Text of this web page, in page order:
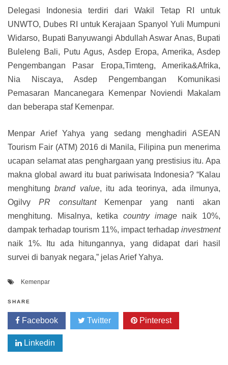
Delegasi Indonesia terdiri dari Wakil Tetap RI untuk
UNWTO, Dubes RI untuk Kerajaan Spanyol Yuli Mumpuni
Widarso, Bupati Banyuwangi Abdullah Aswar Anas, Bupati
Buleleng Bali, Putu Agus, Asdep Eropa, Amerika, Asdep
Pengembangan Pasar Eropa,Timteng, Amerika&Afrika,
Nia Niscaya, Asdep Pengembangan Komunikasi
Pemasaran Mancanegara Kemenpar Noviendi Makalam
dan beberapa staf Kemenpar.
Menpar Arief Yahya yang sedang menghadiri ASEAN
Tourism Fair (ATM) 2016 di Manila, Filipina pun menerima
ucapan selamat atas penghargaan yang prestisius itu. Apa
makna global award itu buat pariwisata Indonesia? “Kalau
menghitung brand value, itu ada teorinya, ada ilmunya,
OgilvyPR consultantKemenpar yang nanti akan
menghitung. Misalnya, ketika country imagenaik 10%,
dampak terhadap tourism 11%, impact terhadap investment
naik 1%. Itu ada hitungannya, yang didapat dari hasil
survei di banyak negara,” jelas Arief Yahya.
Kemenpar
SHARE
Facebook Twitter Pinterest
Linkedin